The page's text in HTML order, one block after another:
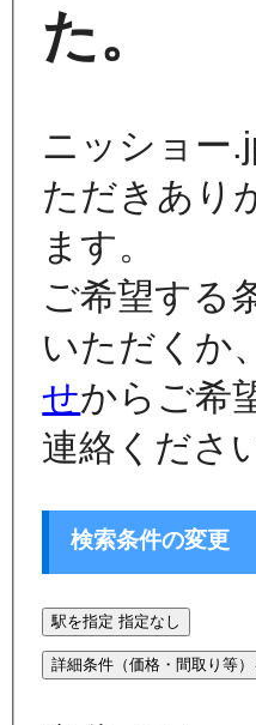
た。
ニッショー
ただきあり
ます。
ご希望する
いただくか、
せからご希
連絡くださ
検索条件の変更
駅を指定 指定なし
詳細条件（価格・間取り等